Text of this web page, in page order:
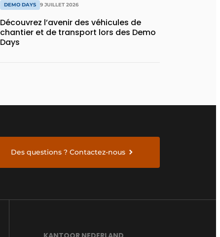
DEMO DAYS 9 JUILLET 2026
Découvrez l’avenir des véhicules de
chantier et de transport lors des Demo
Days
Des questions ? Contactez-nous